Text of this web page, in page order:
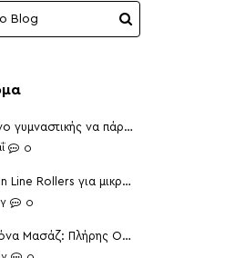
Τι όργανο γυμναστικής να πάρω ?
0
Πατίνια In Line Rollers για μικρούς και μεγάλους
0
Πολυθρόνα Μασάζ: Πλήρης Οδηγός Χαλάρωσης